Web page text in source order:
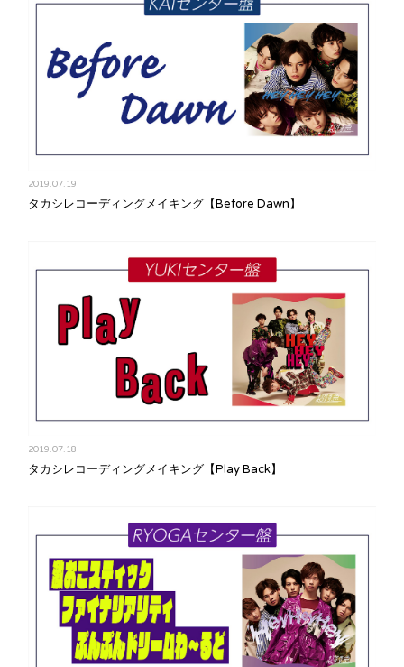
2019.07.19
タカシレコーディングメイキング【Before Dawn】
2019.07.18
タカシレコーディングメイキング【Play Back】